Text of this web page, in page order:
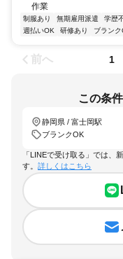
作業
制服あり 無期雇用派遣 学歴
週払いOK
研修あり ブランク
前へ 1
この条
静岡県 / 富士岡駅
ブランクOK
「LINEで受け取る」では、
す。 詳しくはこちら